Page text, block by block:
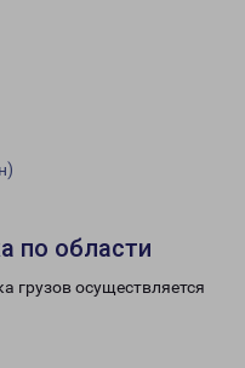
по области
грузов осуществляется